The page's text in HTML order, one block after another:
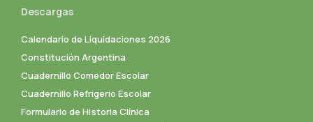
Descargas
Calendario de Liquidaciones 2026
Constitución Argentina
Cuadernillo Comedor Escolar
Cuadernillo Refrigerio Escolar
Formulario de Historia Clínica